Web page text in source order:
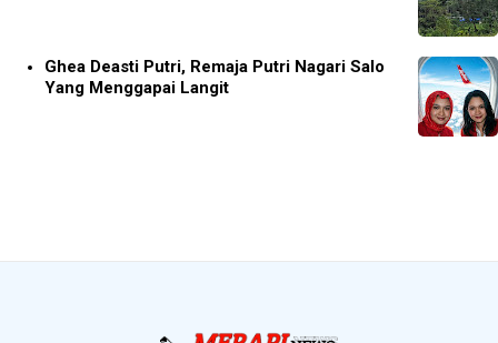
Ghea Deasti Putri, Remaja Putri Nagari Salo
Yang Menggapai Langit